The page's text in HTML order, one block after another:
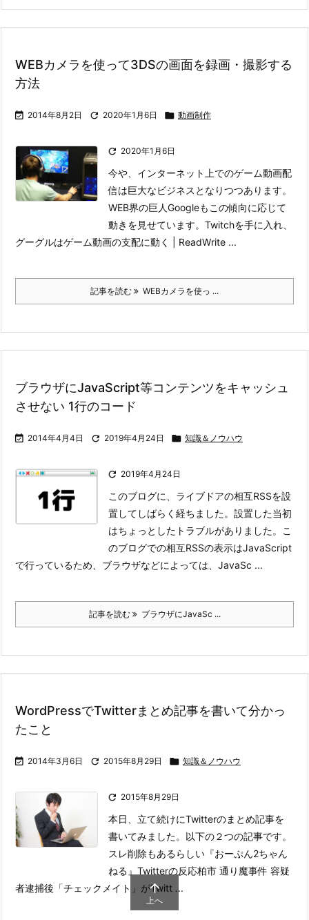
WEBカメラを使って3DSの画面を録画・撮影する
方法
 2014年8月2日  2020年1月6日  動画制作
 2020年1月6日
今や、インターネット上でのゲーム動画配
信は巨大なビジネスとなりつつあります。
WEB界の巨人Googleもこの傾向に応じて
動きを見せています。Twitchを手に入れ、
グーグルはゲーム動画の支配に動く | ReadWrite ...
記事を読む WEBカメラを使っ ...
ブラウザにJavaScript等コンテンツをキャッシュ
させない 1行のコード
 2014年4月4日  2019年4月24日  知識＆ノウハウ
 2019年4月24日
このブログに、ライブドアの相互RSSを設
置してしばらく経ちました。設置した当初
はちょっとしたトラブルがありました。
こ
のブログでの相互RSSの表示はJavaScript
で行っているため、ブラウザなどによっては、JavaSc ...
記事を読む ブラウザにJavaSc ...
WordPressでTwitterまとめ記事を書いて分かっ
たこと
 2014年3月6日  2015年8月29日  知識＆ノウハウ
 2015年8月29日
本日、立て続けにTwitterのまとめ記事を
書いてみました。以下の２つの記事です。
スレ削除もあるらしい『おーぷん2ちゃん
ねる』Twitterの反応柏市 通り魔事件 容疑
者逮捕後「チェックメイト」がTwitt ...

上へ